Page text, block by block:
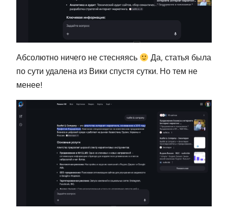
Абсолютно ничего не стесняясь
Да, статья была
по сути удалена из Вики спустя сутки. Но тем не
менее!